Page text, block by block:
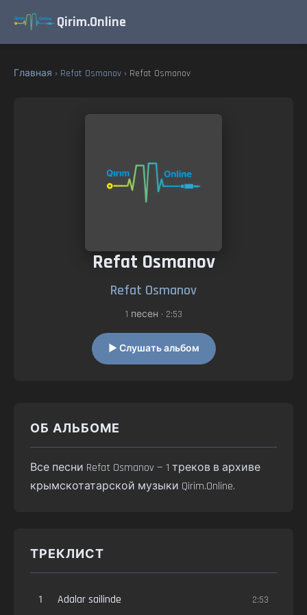
Qirim.Online
Главная › Refat Osmanov › Refat Osmanov
Refat Osmanov
Refat Osmanov
1 песен • 2:53
▶ Слушать альбом
ОБ АЛЬБОМЕ
Все песни Refat Osmanov — 1 треков в архиве
крымскотатарской музыки Qirim.Online.
ТРЕКЛИСТ
1 Adalar sailinde 2:53